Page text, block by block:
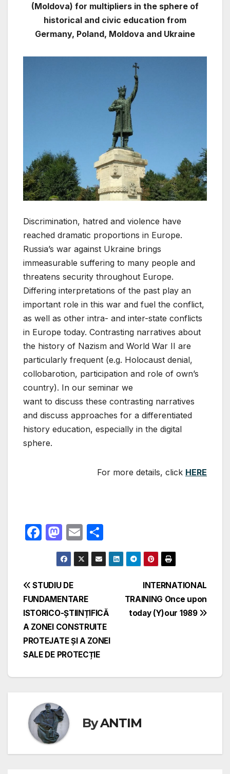
(Moldova) for multipliers in the sphere of
historical and civic education from
Germany, Poland, Moldova and Ukraine
Discrimination, hatred and violence have
reached dramatic proportions in Europe.
Russia’s war against Ukraine brings
immeasurable suffering to many people and
threatens security throughout Europe.
Differing interpretations of the past play an
important role in this war and fuel the conflict,
as well as other intra- and inter-state conflicts
in Europe today. Contrasting narratives about
the history of Nazism and World War II are
particularly frequent (e.g. Holocaust denial,
collobarotion, participation and role of own’s
country). In our seminar we
want to discuss these contrasting narratives
and discuss approaches for a differentiated
history education, especially in the digital
sphere.
For more details, click HERE
F
e
b
o
o
k
M
a
st
o
d
o
n
E
m
ail
ar
ta
z
ă
Navigare
în
articole
INTERNATIONAL
TRAINING Once upon
today (Y)our 1989
STUDIU DE
FUNDAMENTARE
ISTORICO-ȘTIINȚIFICĂ
A ZONEI CONSTRUITE
PROTEJATE ȘI A ZONEI
SALE DE PROTECȚIE
ByANTIM